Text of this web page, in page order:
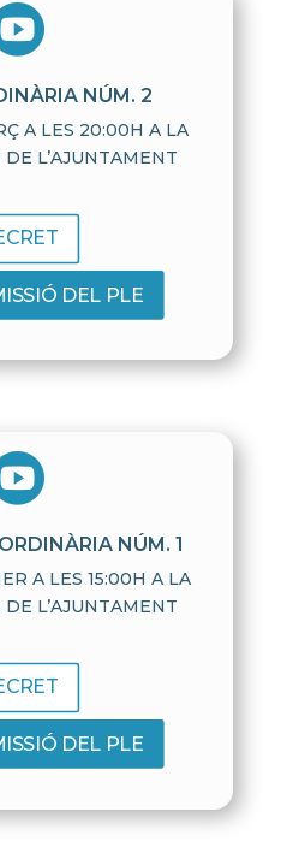
NÚM. 2
A LES 20:00H A LA
L’AJUNTAMENT
DEL PLE
NÚM. 1
A LES 15:00H A LA
L’AJUNTAMENT
DEL PLE